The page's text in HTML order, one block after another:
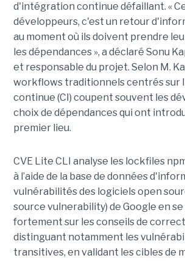
d'intégration continue défaillant. «
développeurs, c'est un retour
au moment où ils doivent prendre
les dépendances », a déclaré Sonu
et responsable du projet. Selon M.
workflows traditionnels centrés sur
continue (CI) coupent souvent les
choix de dépendances qui ont
premier lieu.
CVE Lite CLI analyse les lockfiles
à l’aide de la base de données
vulnérabilités des logiciels open
source vulnerability) de Google en
fortement sur les conseils de
distinguant notamment les
transitives, en validant les cibles de